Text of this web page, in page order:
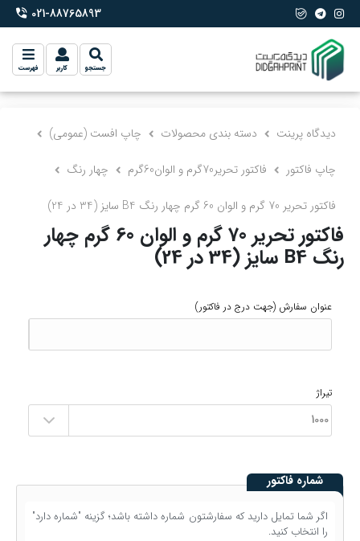
phone-2 021-88765893
جستجو کاربر فهرست
دیدگاه پرینت دسته بندی محصولات چاپ افست (عمومی)
چاپ فاکتور فاکتور تحریر70گرم و الوان60گرم چهار رنگ
فاکتور تحریر 70 گرم و الوان 60 گرم چهار رنگ B4 سایز (34 در 24)
فاکتور تحریر 70 گرم و الوان 60 گرم چهار
رنگ B4 سایز (34 در 24)
عنوان سفارش (جهت درج در فاکتور)
تیراژ
شماره فاکتور
اگر شما تمایل دارید که سفارشتون شماره داشته باشد؛ گزینه "شماره دارد"
را انتخاب کنید.